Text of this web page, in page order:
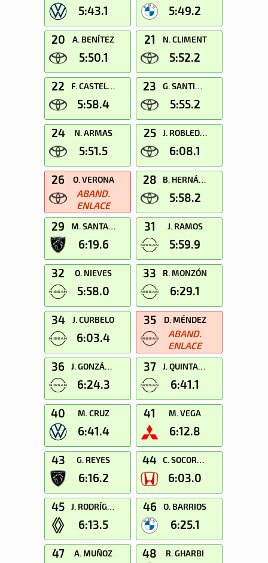
5:43.1 5:49.2
20 A. BENÍTEZ
5:50.1
21 N. CLIMENT
5:52.2
22 F. CASTELLO
5:58.4
23 G. SANTIAGO
5:55.2
24 N. ARMAS
5:51.5
25 J. ROBLEDANO
6:08.1
26 O. VERONA
ABAND.
ENLACE
28 B. HERNÁNDEZ
5:58.2
29 M. SANTANA
6:19.6
31 J. RAMOS
5:59.9
32 O. NIEVES
5:58.0
33 R. MONZÓN
6:29.1
34 J. CURBELO
6:03.4
35 D. MÉNDEZ
ABAND.
ENLACE
36 J. GONZÁLEZ
6:24.3
37 J. QUINTANA
6:41.1
40 M. CRUZ
6:41.4
41 M. VEGA
6:12.8
43 G. REYES
6:16.2
44 C. SOCORRO
6:03.0
45 J. RODRÍGUEZ
6:13.5
46 O. BARRIOS
6:25.1
47 A. MUÑOZ 48 R. GHARBI